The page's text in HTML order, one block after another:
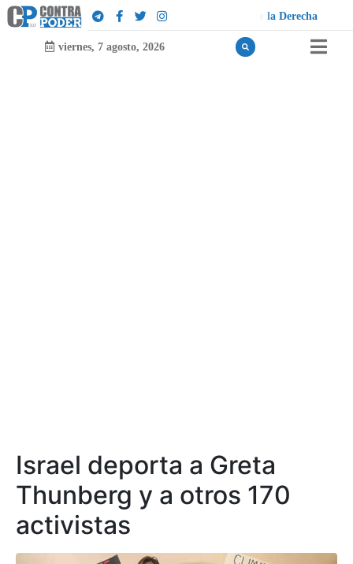
cha
viernes, 7 agosto, 2026
Israel deporta a Greta
Thunberg y a otros 170
activistas